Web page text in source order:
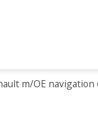
m/OE navigation